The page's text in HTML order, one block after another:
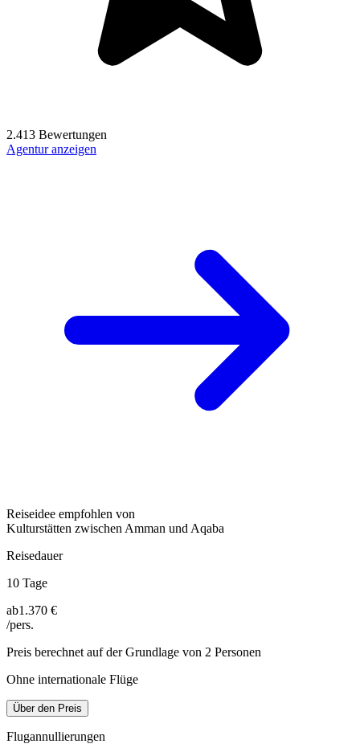
2.413 Bewertungen
Agentur anzeigen
Reiseidee empfohlen von
Kulturstätten zwischen Amman und Aqaba
Reisedauer
10 Tage
ab1.370 €
/pers.
Preis berechnet auf der Grundlage von 2 Personen
Ohne internationale Flüge
Über den Preis
Flugannullierungen